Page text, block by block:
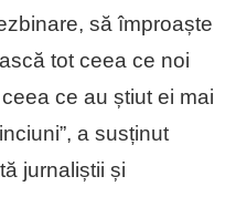
să împroaște
tot ceea ce noi
ce au știut ei mai
a susținut
jurnaliștii și